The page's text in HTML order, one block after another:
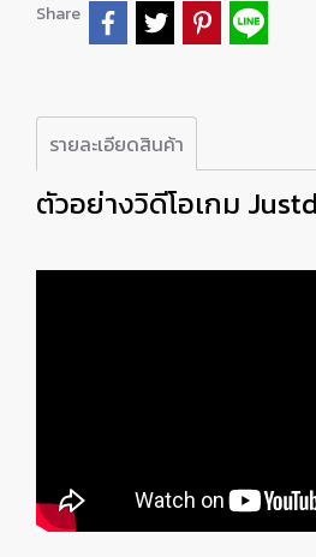
Share
รายละเอียดสินค้า
ตัวอย่างวิดีโอเกม